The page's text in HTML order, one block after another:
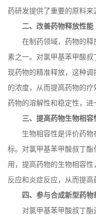
药研发提供了重要的原料来
二、改善药物释放性能
在制药领域，药物的释
素之一。对氯甲基苯甲酸
现药物的精准释放，这种
的浓度，从而提高药物的
药物的溶解性和稳定性，进
三、提高药物生物相容
生物相容性是评价药
标。对氯甲基苯甲酸叔丁
用，提高药物的生物相容
反应和炎症反应，从而提高
四、参与合成新型药物
对氯甲基苯甲酸叔丁酯